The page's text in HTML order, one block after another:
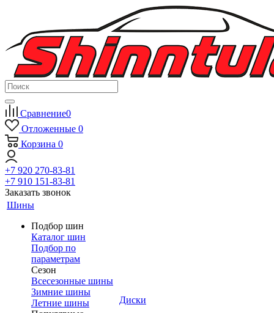
Сравнение0
Отложенные 0
Корзина 0
+7 920 270-83-81
+7 910 151-83-81
Заказать звонок
Шины
Подбор шин
Каталог шин
Подбор по
параметрам
Сезон
Всесезонные шины
Зимние шины
Летние шины
Диски